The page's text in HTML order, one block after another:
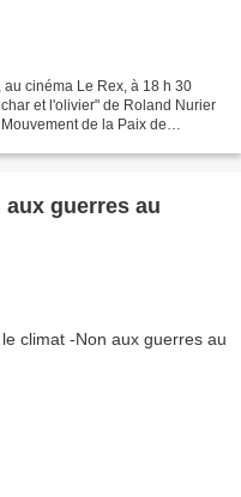
cinéma Le Rex, à 18 h 30
et l'olivier" de Roland Nurier
de la Paix de
guerres au